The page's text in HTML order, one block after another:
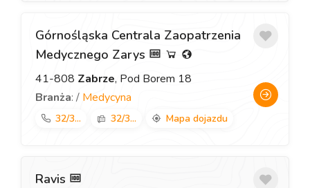
Górnośląska Centrala Zaopatrzenia
Medycznego Zarys
41-808 Zabrze, Pod Borem 18
Branża: / Medycyna
32/3... 32/3... Mapa dojazdu
Ravis